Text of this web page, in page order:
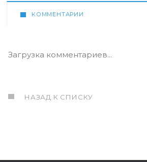
КОММЕНТАРИИ
Загрузка комментариев...
НАЗАД К СПИСКУ